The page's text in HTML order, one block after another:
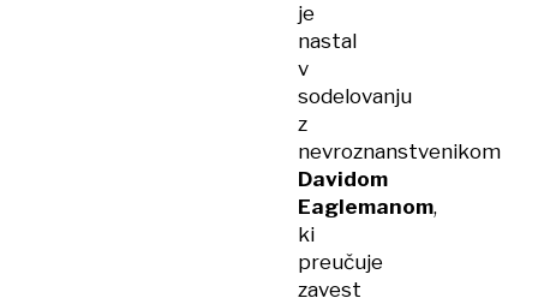
je
nastal
v
sodelovanju
z
nevroznanstvenikom
Davidom
Eaglemanom,
ki
preučuje
zavest